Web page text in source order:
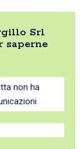
Srl
saperne
non ha